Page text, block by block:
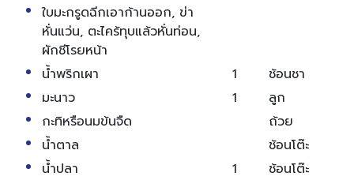
ใบมะกรูดฉีกเอาก้านออก, ข่า
หั่นแว่น, ตะไคร้ทุบแล้วหั่นท่อน,
ผักชีโรยหน้า
น้ำพริกเผา
1
ช้อนชา
มะนาว
1
ลูก
กะทิหรือนมข้นจืด
ถ้วย
น้ำตาล
ช้อนโต๊ะ
น้ำปลา
1
ช้อนโต๊ะ